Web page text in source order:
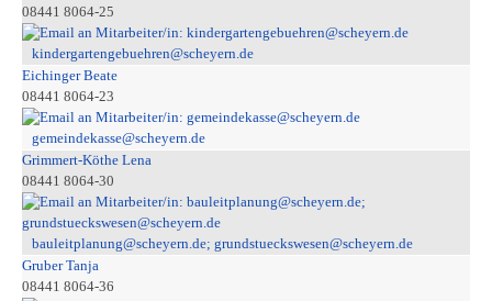
08441 8064-25
kindergartengebuehren@scheyern.de
Eichinger Beate
08441 8064-23
gemeindekasse@scheyern.de
Grimmert-Köthe Lena
08441 8064-30
bauleitplanung@scheyern.de; grundstueckswesen@scheyern.de
Gruber Tanja
08441 8064-36